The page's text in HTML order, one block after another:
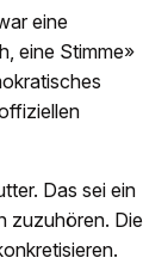
eine
eine Stimme»
Das sei ein
zuzuhören. Die